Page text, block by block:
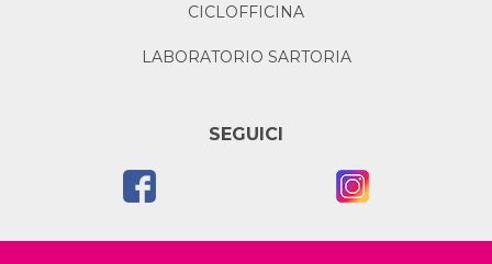
CICLOFFICINA
LABORATORIO SARTORIA
SEGUICI